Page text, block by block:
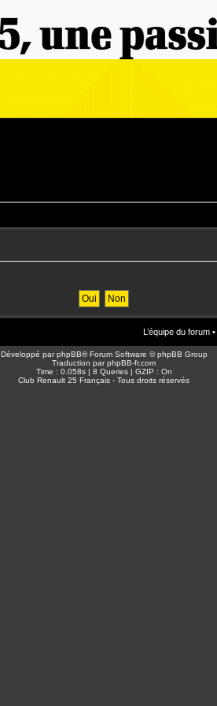
L’équipe du forum •
Développé parphpBB® Forum Software © phpBB Group
Traduction parphpBB-fr.com
Time : 0.058s | 8 Queries | GZIP : On
Club Renault 25 Français - Tous droits réservés